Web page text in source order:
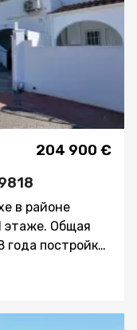
204 900 €
в районе
этаже. Общая
постройки,
море.